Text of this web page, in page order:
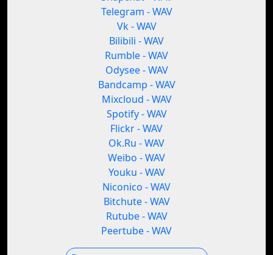
Telegram - WAV
Vk - WAV
Bilibili - WAV
Rumble - WAV
Odysee - WAV
Bandcamp - WAV
Mixcloud - WAV
Spotify - WAV
Flickr - WAV
Ok.Ru - WAV
Weibo - WAV
Youku - WAV
Niconico - WAV
Bitchute - WAV
Rutube - WAV
Peertube - WAV